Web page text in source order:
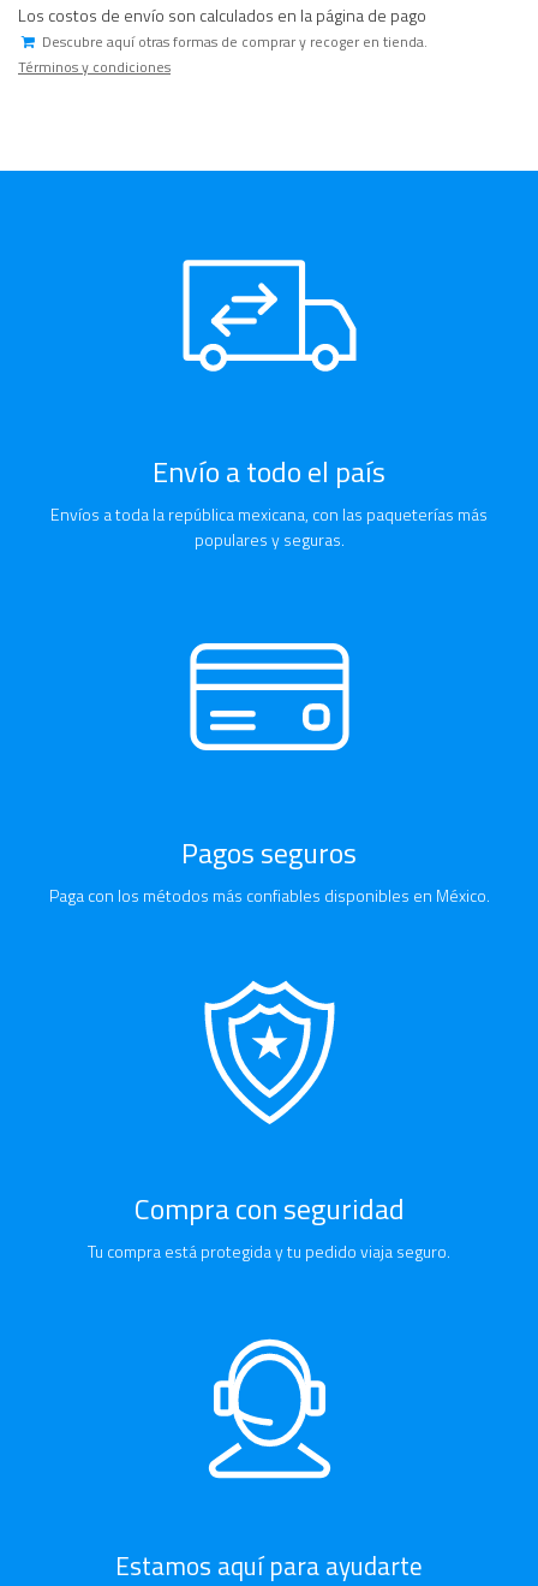
Los costos de envío son calculados en la página de pago
Descubre aquí otras formas de comprar y recoger en tienda.
Términos y condiciones
Envío a todo el país
Envíos a toda la república mexicana, con las paqueterías más
populares y seguras.
Pagos seguros
Paga con los métodos más confiables disponibles en México.
Compra con seguridad
Tu compra está protegida y tu pedido viaja seguro.
Estamos aquí para ayudarte